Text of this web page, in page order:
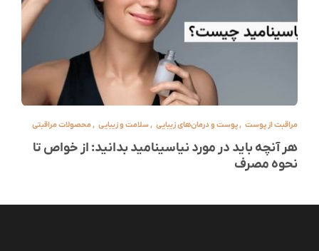
مراقبت از پوست ,پوست و درمان‌های زیبایی ,سلامت و زیبایی ,محصولات مراقبتی
هر آنچه باید در مورد نیاسینامید بدانید: از خواص تا
نحوه مصرف